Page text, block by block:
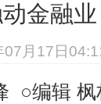
金融
07月17日
○编辑 枫